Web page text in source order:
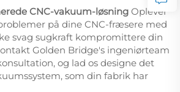
CNC-vakuum-løsning Oplever
på dine CNC-fræsere med
svag sugkraft kompromittere din
Golden Bridge's ingeniørteam
og lad os designe det
som din fabrik har